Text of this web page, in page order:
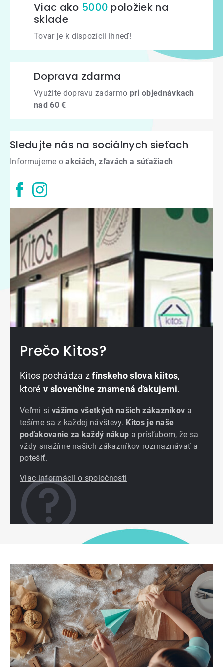
Viac ako 5000 položiek na
sklade
Tovar je k dispozícii ihneď!
Doprava zdarma
Využite dopravu zadarmo pri objednávkach
nad 60 €
Sledujte nás na sociálnych sieťach
Informujeme oakciách, zľavách a súťažiach
Prečo Kitos?
Kitos pochádza zfínskeho slova kiitos,
ktoré v slovenčine znamená ďakujemi.
Veľmi si vážime všetkých našich zákazníkov a
tešíme sa z každej návštevy. Kitos je naše
poďakovanie za každý nákup a prísľubom, že sa
vždy snažíme našich zákazníkov rozmaznávať a
potešiť.
Viac informácií o spoločnosti